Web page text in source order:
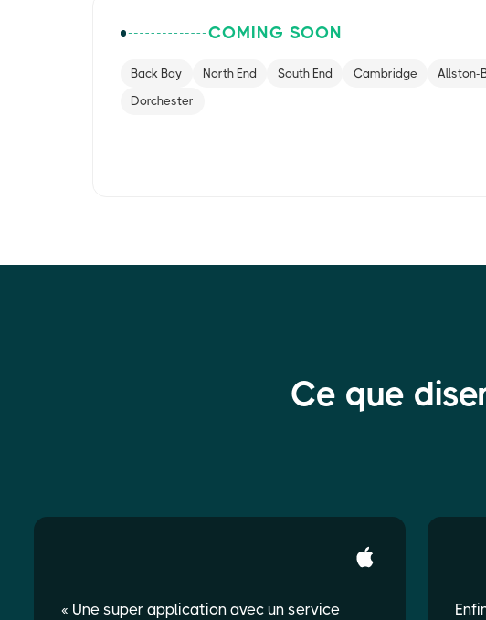
COMING SOON
Back Bay North End South End Cambridge Allston-
Dorchester
Ce que
« Une super application avec un service